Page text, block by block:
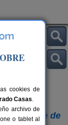
base de
cookies de
Casas.
archivo de
o tablet al